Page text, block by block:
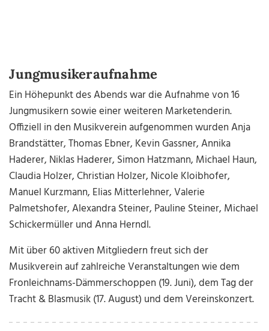
Jungmusikeraufnahme
Ein Höhepunkt des Abends war die Aufnahme von 16
Jungmusikern sowie einer weiteren Marketenderin.
Offiziell in den Musikverein aufgenommen wurden Anja
Brandstätter, Thomas Ebner, Kevin Gassner, Annika
Haderer, Niklas Haderer, Simon Hatzmann, Michael Haun,
Claudia Holzer, Christian Holzer, Nicole Kloibhofer,
Manuel Kurzmann, Elias Mitterlehner, Valerie
Palmetshofer, Alexandra Steiner, Pauline Steiner, Michael
Schickermüller und Anna Herndl.
Mit über 60 aktiven Mitgliedern freut sich der
Musikverein auf zahlreiche Veranstaltungen wie dem
Fronleichnams-Dämmerschoppen (19. Juni), dem Tag der
Tracht & Blasmusik (17. August) und dem Vereinskonzert.